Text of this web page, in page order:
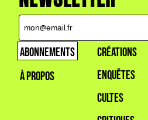
ABONNEMENTS
À PROPOS
CRÉATIONS
ENQUÊTES
CULTES